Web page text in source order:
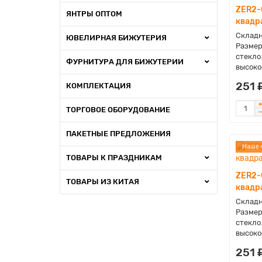
ЯНТРЫ ОПТОМ
ЮВЕЛИРНАЯ БИЖУТЕРИЯ
ФУРНИТУРА ДЛЯ БИЖУТЕРИИ
КОМПЛЕКТАЦИЯ
ТОРГОВОЕ ОБОРУДОВАНИЕ
ПАКЕТНЫЕ ПРЕДЛОЖЕНИЯ
ТОВАРЫ К ПРАЗДНИКАМ
ТОВАРЫ ИЗ КИТАЯ
251
Наше
251